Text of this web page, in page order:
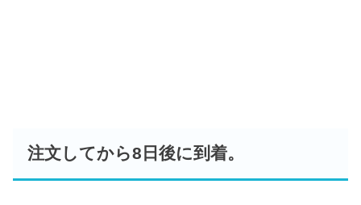
注文してから8日後に到着。